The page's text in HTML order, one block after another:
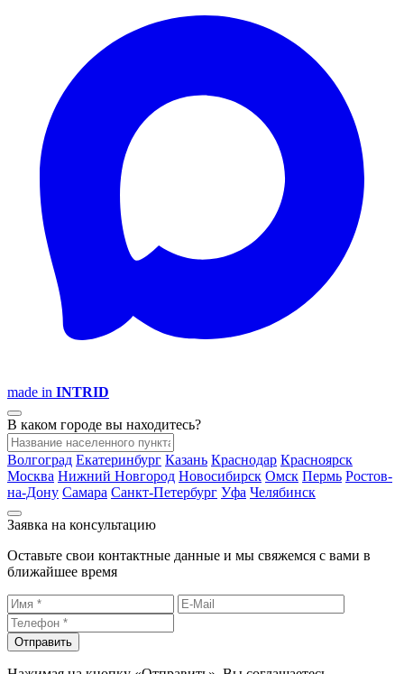
made in INTRID
В каком городе вы находитесь?
Волгоград Екатеринбург Казань Краснодар Красноярск
Москва Нижний Новгород Новосибирск Омск Пермь Ростов-
на-Дону Самара Санкт-Петербург Уфа Челябинск
Заявка на консультацию
Оставьте свои контактные данные и мы свяжемся с вами в
ближайшее время
Отправить